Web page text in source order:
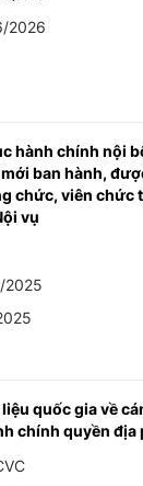
2026
hành chính nội
ban hành,
chức, viên chức
vụ
2025
quốc gia về
chính quyền địa